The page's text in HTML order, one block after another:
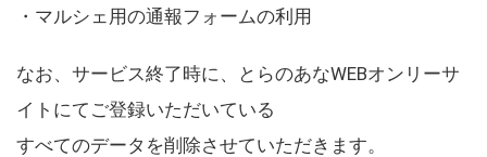
・マルシェ用の通報フォームの利用
なお、サービス終了時に、とらのあなWEBオンリーサ
イトにてご登録いただいている
すべてのデータを削除させていただきます。